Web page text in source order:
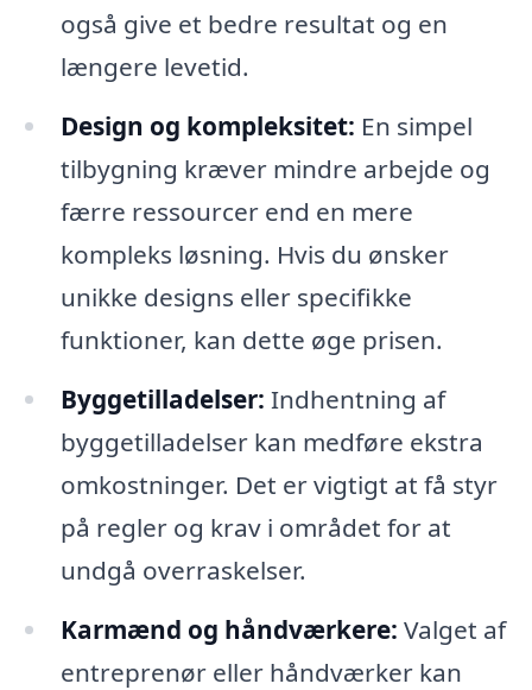
også give et bedre resultat og en
længere levetid.
Design og kompleksitet: En simpel
tilbygning kræver mindre arbejde og
færre ressourcer end en mere
kompleks løsning. Hvis du ønsker
unikke designs eller specifikke
funktioner, kan dette øge prisen.
Byggetilladelser: Indhentning af
byggetilladelser kan medføre ekstra
omkostninger. Det er vigtigt at få styr
på regler og krav i området for at
undgå overraskelser.
Karmænd og håndværkere: Valget af
entreprenør eller håndværker kan